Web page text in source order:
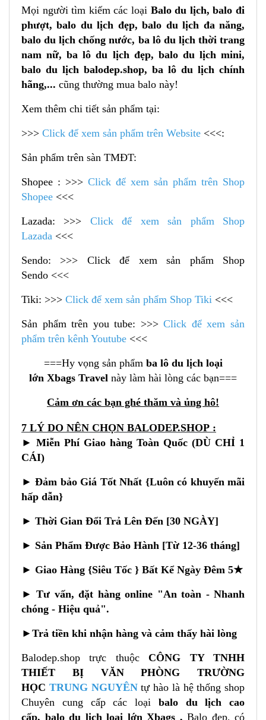
Mọi người tìm kiếm các loại Balo du lịch, balo đi
phượt, balo du lịch đẹp, balo du lịch đa năng,
balo du lịch chống nước, ba lô du lịch thời trang
nam nữ, ba lô du lịch đẹp, balo du lịch mini,
balo du lịch balodep.shop, ba lô du lịch chính
hãng,... cũng thường mua balo này!
Xem thêm chi tiết sản phẩm tại:
>>> Click để xem sản phẩm trên Website <<<:
Sản phẩm trên sàn TMĐT:
Shopee : >>> Click để xem sản phẩm trên Shop
Shopee <<<
Lazada: >>> Click để xem sản phẩm Shop
Lazada <<<
Sendo: >>> Click để xem sản phẩm Shop
Sendo <<<
Tiki: >>> Click để xem sản phẩm Shop Tiki <<<
Sản phẩm trên you tube: >>>Click để xem sản
phẩm trên kênh Youtube <<<
===Hy vọng sản phẩm ba lô du lịch loại
lớn Xbags Travel này làm hài lòng các bạn===
Cảm ơn các bạn ghé thăm và ủng hô!
7 LÝ DO NÊN CHỌN BALODEP.SHOP :
► Miễn Phí Giao hàng Toàn Quốc (DÙ CHỈ 1
CÁI)
► Đảm bảo Giá Tốt Nhất {Luôn có khuyến mãi
hấp dẫn}
► Thời Gian Đổi Trả Lên Đến [30 NGÀY]
► Sản Phẩm Được Bảo Hành [Từ 12-36 tháng]
► Giao Hàng {Siêu Tốc } Bất Kể Ngày Đêm 5★
► Tư vấn, đặt hàng online "An toàn - Nhanh
chóng - Hiệu quả".
► Trả tiền khi nhận hàng và cảm thấy hài lòng
Balodep.shop trực thuộcCÔNG TY TNHH
THIẾT BỊ VĂN PHÒNG TRƯỜNG
HỌC TRUNG NGUYÊN tự hào là hệ thống shop
Chuyên cung cấp các loại balo du lịch cao
cấp, balo du lịch loại lớn Xbags , Balo đẹp, có